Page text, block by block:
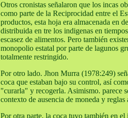
Otros cronistas señalaron que los incas
como parte de la Reciprocidad entre el
productos, esta hoja era almacenada en
distribuida en tre los indigenas en
escasez de alimentos. Pero también
monopolio estatal por parte de lagunos
totalmente restringido.
Por otro lado. Jhon Murra (1978:249)
coca que estaban bajo su control, así
"curarla" y recogerla. Asimismo. parece
contexto de ausencia de moneda y
Por otra parte, la coca tuvo también en